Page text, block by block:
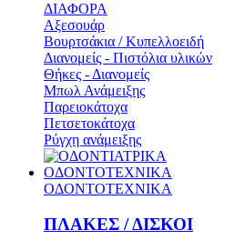
ΔΙΑΦΟΡΑ
Αξεσουάρ
Βουρτσάκια / Κυπελλοειδή
Διανομείς - Πιστόλια υλικών
Θήκες - Διανομείς
Μπωλ Ανάμειξης
Παρειοκάτοχα
Πετσετοκάτοχα
Ρύγχη ανάμειξης
ΟΔΟΝΤΟΤΕΧΝΙΚΑ
ΟΔΟΝΤΟΤΕΧΝΙΚΑ
ΠΛΑΚΕΣ / ΔΙΣΚΟΙ